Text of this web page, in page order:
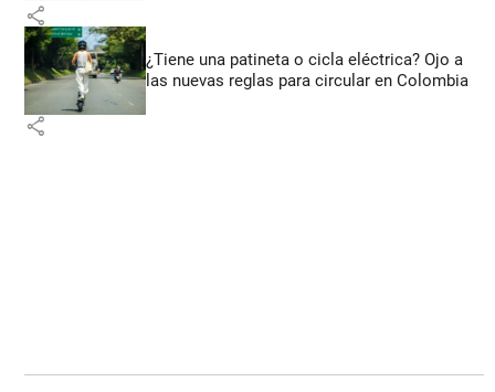
share
¿Tiene una patineta o cicla eléctrica? Ojo a
las nuevas reglas para circular en Colombia
share